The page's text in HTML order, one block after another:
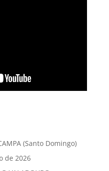
(Santo Domingo)
de 2026